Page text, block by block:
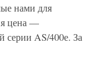
нами для
цена —
серии AS/400е. За